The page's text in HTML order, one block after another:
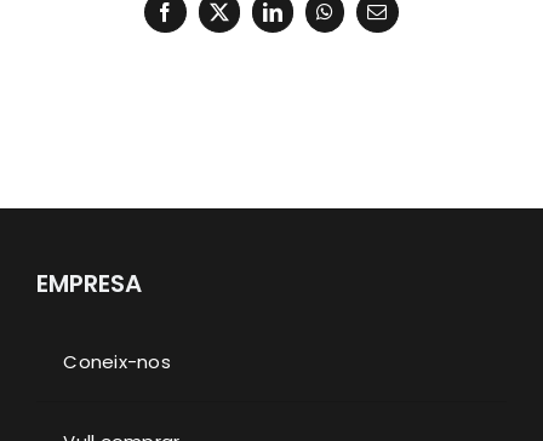
Facebook
X LinkedInWhatsApp
Email
EMPRESA
Coneix-nos